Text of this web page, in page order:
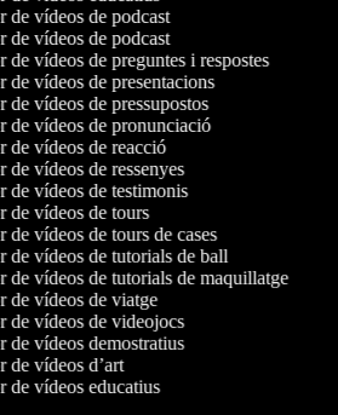
de vídeos de podcast
de vídeos de podcast
de vídeos de preguntes i respostes
de vídeos de presentacions
de vídeos de pressupostos
de vídeos de pronunciació
de vídeos de reacció
de vídeos de ressenyes
de vídeos de testimonis
de vídeos de tours
de vídeos de tours de cases
de vídeos de tutorials de ball
de vídeos de tutorials de maquillatge
de vídeos de viatge
de vídeos de videojocs
de vídeos demostratius
de vídeos d’art
de vídeos educatius